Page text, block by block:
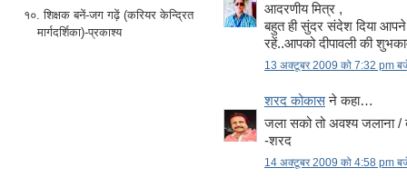
१०. शिक्षक बनें-जग गढ़ें (करियर केन्द्रित
मार्गदर्शिका)-प्रकाश्य
आदरणीय मित्र ,
बहुत ही सुंदर संदेश दिया आपने
रहें..आपको दीपावली की
13 अक्टूबर 2009 को 7:32 pm
शरद कोकासने कहा…
जला सको तो अवश्य जलाना /
-शरद
14 अक्टूबर 2009 को 4:58 pm